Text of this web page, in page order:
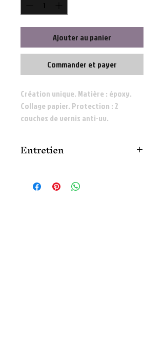
Ajouter au panier
Commander et payer
Création unique. Matière : époxy.
Collage papier. Protection : 2
couches de vernis anti-uv.
Entretien
ou un chiffon humide